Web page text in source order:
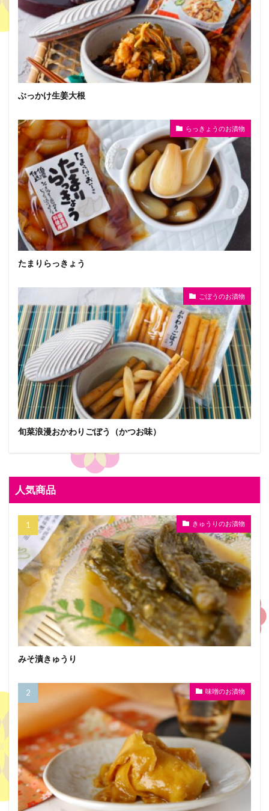
ぶっかけ生姜大根
らっきょうのお漬物
たまりらっきょう
ごぼうのお漬物
旬菜浪漫おかわりごぼう（かつお味）
人気商品
きゅうりのお漬物
みそ漬きゅうり
味噌のお漬物